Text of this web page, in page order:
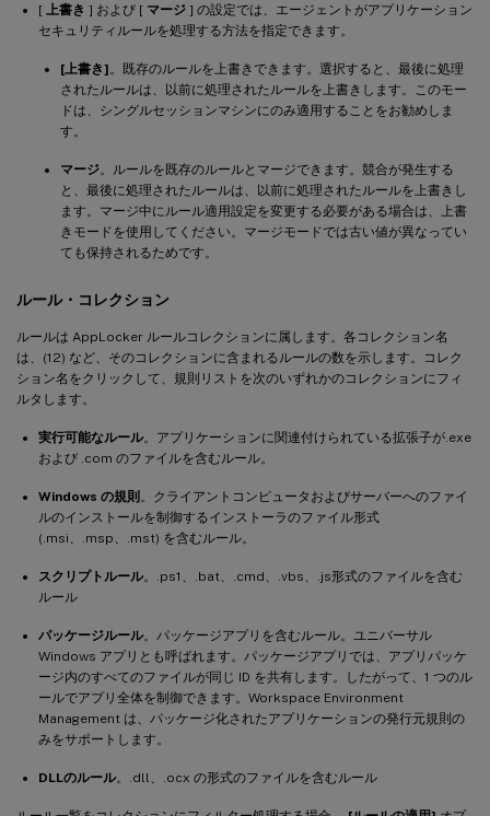
[ 上書き ] および [ マージ ] の設定では、エージェントがアプリケーション
セキュリティルールを処理する方法を指定できます。
[上書き] 。既存のルールを上書きできます。選択すると、最後に処理
されたルールは、以前に処理されたルールを上書きします。このモー
ドは、シングルセッションマシンにのみ適用することをお勧めしま
す。
マージ。ルールを既存のルールとマージできます。競合が発生する
と、最後に処理されたルールは、以前に処理されたルールを上書きし
ます。マージ中にルール適用設定を変更する必要がある場合は、上書
きモードを使用してください。マージモードでは古い値が異なってい
ても保持されるためです。
ルール・コレクション
ルールは AppLocker ルールコレクションに属します。各コレクション名
は、(12) など、そのコレクションに含まれるルールの数を示します。コレク
ション名をクリックして、規則リストを次のいずれかのコレクションにフィ
ルタします。
実行可能なルール。アプリケーションに関連付けられている拡張子が.exe
および .com のファイルを含むルール。
Windows の規則 。クライアントコンピュータおよびサーバーへのファイ
ルのインストールを制御するインストーラのファイル形式
(.msi、.msp、.mst) を含むルール。
スクリプトルール。.ps1、.bat、.cmd、.vbs、.js形式のファイルを含む
ルール
パッケージルール。パッケージアプリを含むルール。ユニバーサル
Windows アプリとも呼ばれます。パッケージアプリでは、アプリパッケ
ージ内のすべてのファイルが同じ ID を共有します。したがって、1 つのル
ールでアプリ全体を制御できます。Workspace Environment
Management は、パッケージ化されたアプリケーションの発行元規則の
みをサポートします。
DLLのルール。.dll、.ocx の形式のファイルを含むルール